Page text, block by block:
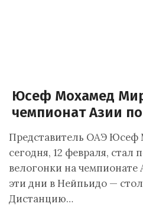
Юсеф Мохамед
чемпионат Азии
Представитель ОАЭ
сегодня, 12 февраля, стал
велогонки на чемпионате
эти дни в Нейпьидо —
Дистанцию…